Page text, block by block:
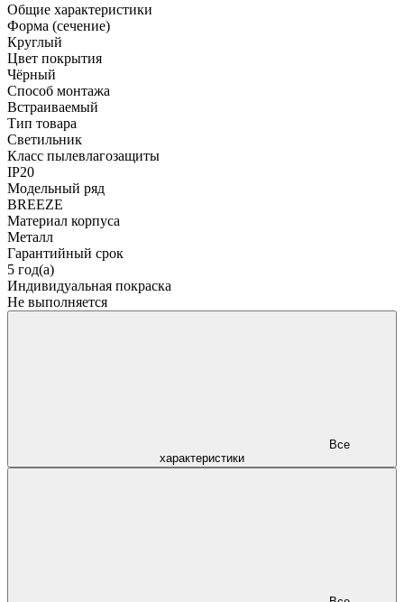
Общие характеристики
Форма (сечение)
Круглый
Цвет покрытия
Чёрный
Способ монтажа
Встраиваемый
Тип товара
Светильник
Класс пылевлагозащиты
IP20
Модельный ряд
BREEZE
Материал корпуса
Металл
Гарантийный срок
5 год(а)
Индивидуальная покраска
Не выполняется
характеристики